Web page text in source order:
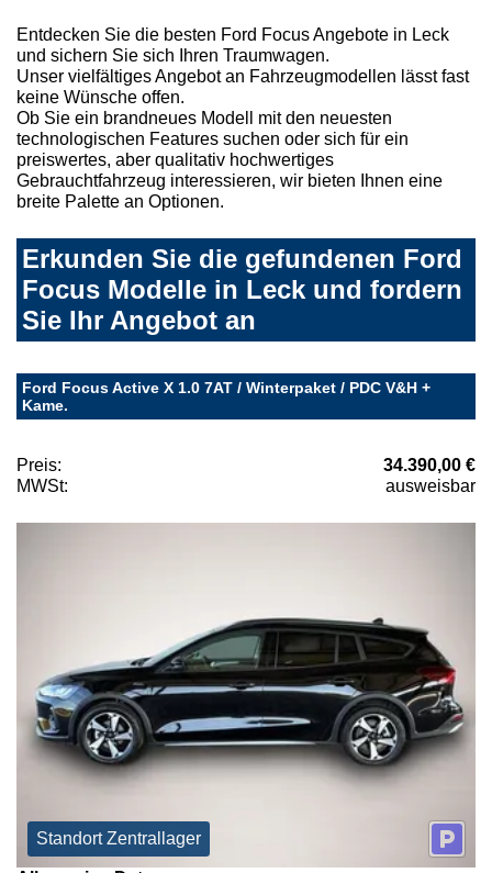
Entdecken Sie die besten Ford Focus Angebote in Leck
und sichern Sie sich Ihren Traumwagen.
Unser vielfältiges Angebot an Fahrzeugmodellen lässt fast
keine Wünsche offen.
Ob Sie ein brandneues Modell mit den neuesten
technologischen Features suchen oder sich für ein
preiswertes, aber qualitativ hochwertiges
Gebrauchtfahrzeug interessieren, wir bieten Ihnen eine
breite Palette an Optionen.
Erkunden Sie die gefundenen Ford
Focus Modelle in Leck und fordern
Sie Ihr Angebot an
Ford Focus Active X 1.0 7AT / Winterpaket / PDC V&H +
Kame.
Preis:
34.390,00 €
MWSt:
ausweisbar
Standort Zentrallager